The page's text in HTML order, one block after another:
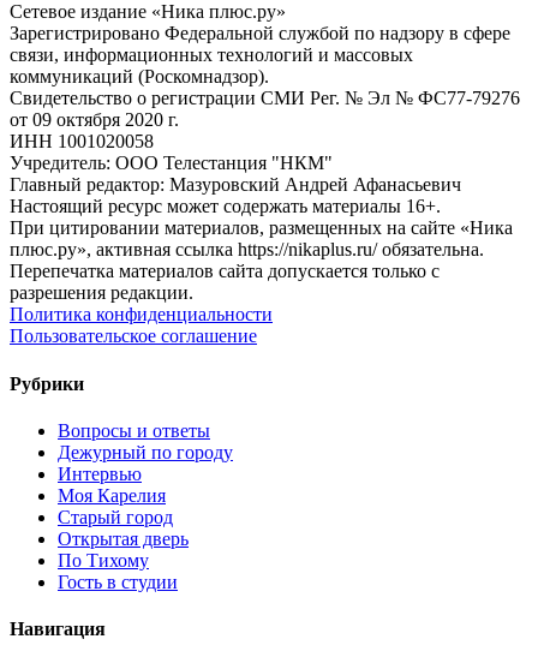
Сетевое издание «Ника плюс.ру»
Зарегистрировано Федеральной службой по надзору в сфере
связи, информационных технологий и массовых
коммуникаций (Роскомнадзор).
Свидетельство о регистрации СМИ Рег. № Эл № ФС77-79276
от 09 октября 2020 г.
ИНН 1001020058
Учредитель: ООО Телестанция "НКМ"
Главный редактор: Мазуровский Андрей Афанасьевич
Настоящий ресурс может содержать материалы 16+.
При цитировании материалов, размещенных на сайте «Ника
плюс.ру», активная ссылка https://nikaplus.ru/ обязательна.
Перепечатка материалов сайта допускается только с
разрешения редакции.
Политика конфиденциальности
Пользовательское соглашение
Рубрики
Вопросы и ответы
Дежурный по городу
Интервью
Моя Карелия
Старый город
Открытая дверь
По Тихому
Гость в студии
Навигация